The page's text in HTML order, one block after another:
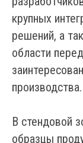
крупных
решений, а
области
производства.
В стендовой
образцы